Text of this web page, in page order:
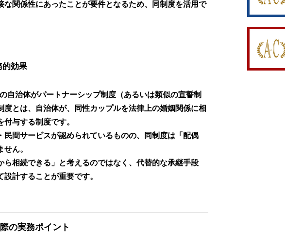
関係性にあったことが要件となるため、同制度を活用で
的効果
治体がパートナーシップ制度（あるいは類似の宣誓制
とは、自治体が、同性カップルを法律上の婚姻関係に相
与する制度です。
間サービスが認められているものの、同制度は「配偶
ん。
相続できる」と考えるのではなく、代替的な承継手段
計することが重要です。
の実務ポイント